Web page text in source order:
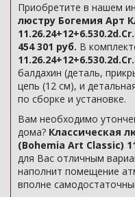
Приобретите в нашем
люстру Богемия Арт
454 301 руб. В
балдахин (деталь,
цепь (12 см), и
по сборке и установке.
Вам необходимо
дома? Классическая
(Bohemia Art Classic)
для Вас отличным
наполнит помещение
вполне